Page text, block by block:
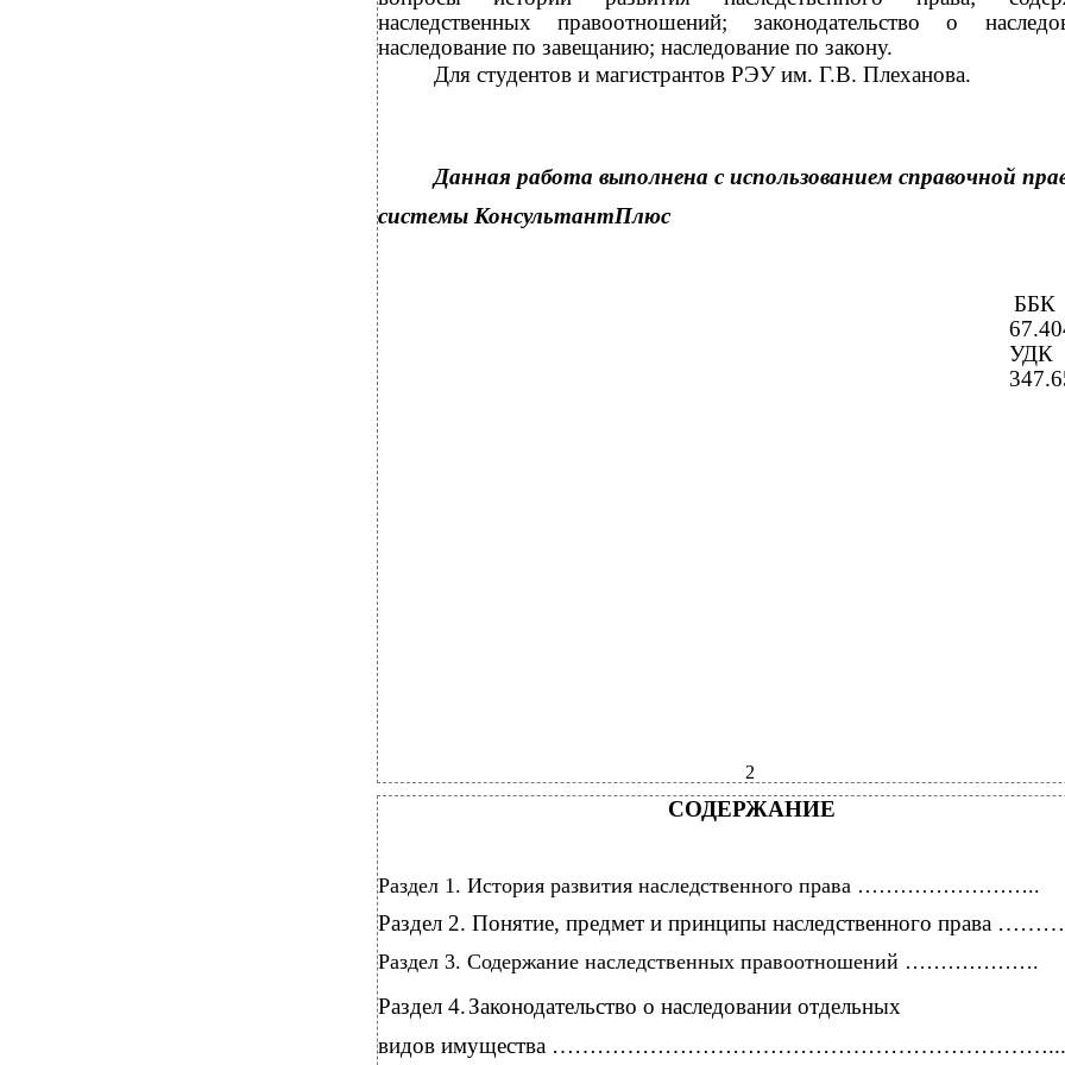
наследственных правоотношений; законодательство ο
наследование по завещанию; наследование по закону.
Для студентов и магистрантов РЭУ им. Г.В. Плеханова.
Данная работа выполнена с использованием справочной
системы КонсультантПлюс
ББК
УДК
2
СОДЕРЖАНИЕ
Раздел 1. История развития наследственного права ……………………..
Раздел 2. Понятие, предмет и принципы наследственного права ………
Раздел 3. Содержание наследственных правоотношений ……………….
Раздел 4.Законодательство ο наследовании отдельных
видов имущества …………………………………………………………...